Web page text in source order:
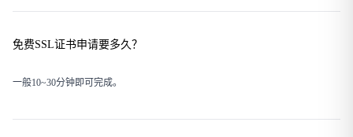
免费SSL证书申请要多久？
一般10~30分钟即可完成。